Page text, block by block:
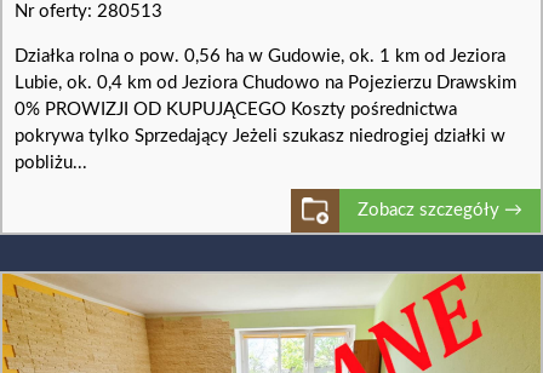
Nr oferty: 280513
Działka rolna o pow. 0,56 ha w Gudowie, ok. 1 km od Jeziora
Lubie, ok. 0,4 km od Jeziora Chudowo na Pojezierzu Drawskim
0% PROWIZJI OD KUPUJĄCEGO Koszty pośrednictwa
pokrywa tylko Sprzedający Jeżeli szukasz niedrogiej działki w
pobliżu...
Zobacz szczegóły →